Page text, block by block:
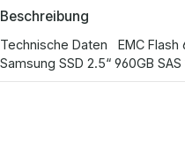
Beschreibung
Technische Daten EMC Flash
Samsung SSD 2.5“ 960GB